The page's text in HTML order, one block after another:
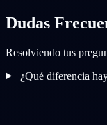
Dudas
Resolviendo tus
¿Qué diferencia